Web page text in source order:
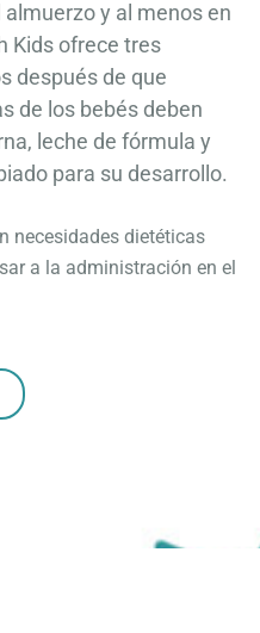
y al menos en
Kids ofrece tres
después de que
de los bebés deben
leche de fórmula y
para su desarrollo.
necesidades dietéticas
a la administración en el